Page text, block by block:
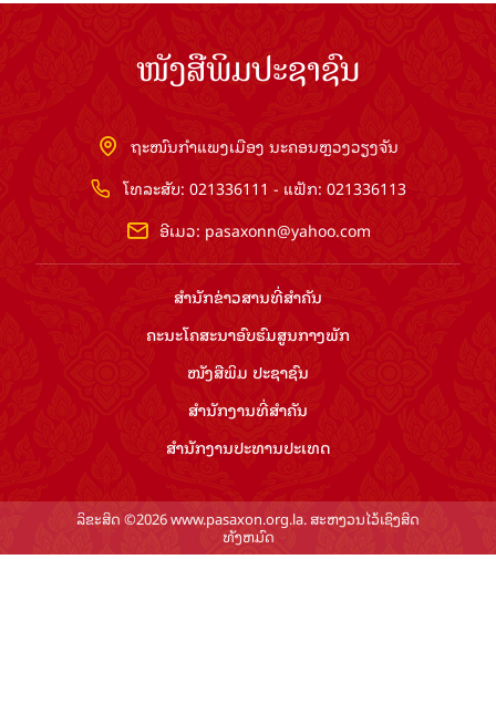
ໜັງສືພິມປະຊາຊົນ
ຖະໜົນກຳແພງເມືອງ ນະຄອນຫຼວງວຽງຈັນ
ໂທລະສັບ: 021336111 - ແຟັກ: 021336113
ອີເມວ: pasaxonn@yahoo.com
ສຳ​ນັກ​ຂ່າວ​ສານ​ທີ່​ສຳ​ຄັນ​
ຄະນະໂຄສະນາອົບຮົມ​ສູນ​ກາງ​ພັກ
ໜັງສືພິມ ປະ​ຊາ​ຊົນ
ສຳ​ນັກ​ງານ​ທີ່​ສຳ​ຄັນ
ສຳ​ນັກ​ງານ​ປະ​ທານ​ປະ​ເທດ
ລິຂະສິດ ©2026 www.pasaxon.org.la. ສະຫງວນໄວ້ເຊິງສິດ
ທັງຫມົດ